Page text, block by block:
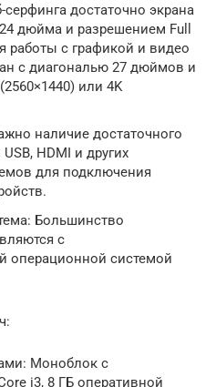
достаточно экрана
дюйма и разрешением Full
работы с графикой и видео
с диагональю 27 дюймов и
или 4K
наличие достаточного
HDMI и других
для подключения
Большинство
с
операционной системой
Моноблок с
i3, 8 ГБ оперативной